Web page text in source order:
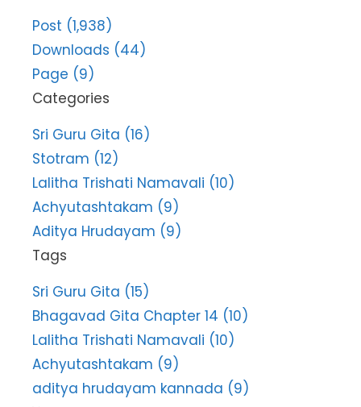
Post (1,938)
Downloads (44)
Page (9)
Categories
Sri Guru Gita (16)
Stotram (12)
Lalitha Trishati Namavali (10)
Achyutashtakam (9)
Aditya Hrudayam (9)
Tags
Sri Guru Gita (15)
Bhagavad Gita Chapter 14 (10)
Lalitha Trishati Namavali (10)
Achyutashtakam (9)
aditya hrudayam kannada (9)